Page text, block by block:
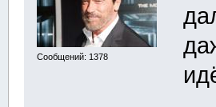
Сообщений: 1378